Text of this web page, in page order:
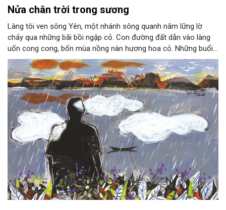
Nửa chân trời trong sương
Làng tôi ven sông Yên, một nhánh sông quanh năm lững lờ
chảy qua những bãi bồi ngập cỏ. Con đường đất dẫn vào làng
uốn cong cong, bốn mùa nồng nàn hương hoa cỏ. Những buổi
hoàng hôn, khi nắng đã dịu xuống phía cuối sông, đám hoa tím
lại thẫm màu như có ai vừa rắc lên một lớp khói.